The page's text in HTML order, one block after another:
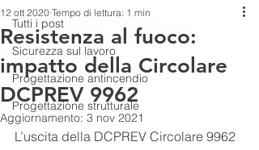
Tutti i post
Sicurezza sul lavoro
Progettazione antincendio
Progettazione strutturale
Resistenza al fuoco:
impatto della Circolare
DCPREV 9962
12 ott 2020 Tempo di lettura: 1 min
Aggiornamento: 3 nov 2021
L’uscita della DCPREV Circolare 9962